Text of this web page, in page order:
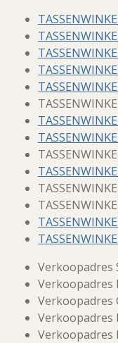
Verkoopadres
Verkoopadres
Verkoopadres
Verkoopadres
Verkoopadres